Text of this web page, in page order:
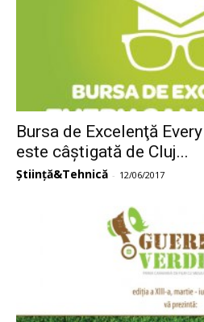
Bursa de Excelenţă
este câștigată de Cluj...
Știință&Tehnică - 12/06/2017